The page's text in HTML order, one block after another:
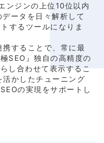
ンジンの上位10位以内
ータを日々解析して
するツールになりま
することで、常に最
SEO』独自の高精度の
し合わせて表示するこ
かしたチューニング
の実現をサポートし